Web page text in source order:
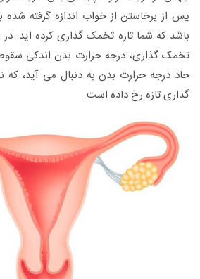
پس از برخاستن از خواب اندازه گرفته شده
باشد که شما تازه تخمک گذاری کرده اید. در
تخمک گذاری، درجه حرارت بدن اندکی
حاد درجه حرارت بدن به دنبال می آید،
گذاری تازه رخ داده است.